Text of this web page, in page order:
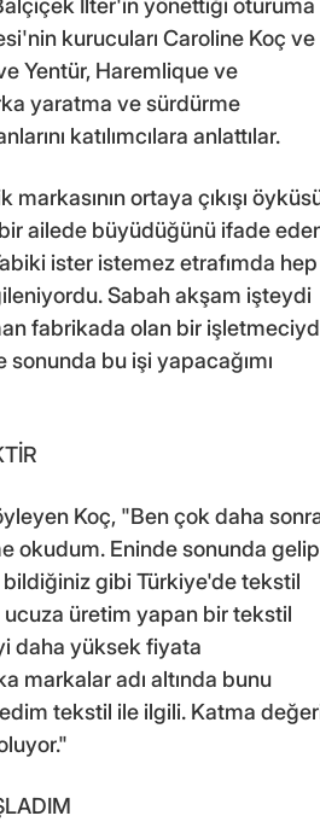
İlter'in yönettiği oturuma
kurucuları Caroline Koç ve
Yentür, Haremlique ve
yaratma ve sürdürme
katılımcılara anlattılar.
ortaya çıkışı
ailede büyüdüğünü ifade
ister istemez etrafımda hep
Sabah akşam işteydi
fabrikada olan bir
bu işi yapacağımı
Koç, "Ben çok daha
okudum. Eninde sonunda gelip
gibi Türkiye'de tekstil
ucuza üretim yapan bir tekstil
daha yüksek fiyata
markalar adı altında bunu
tekstil ile ilgili. Katma